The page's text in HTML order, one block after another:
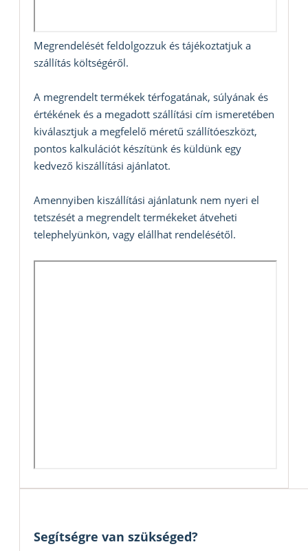
Megrendelését feldolgozzuk és tájékoztatjuk a
szállítás költségéről.
A megrendelt termékek térfogatának, súlyának és
értékének és a megadott szállítási cím ismeretében
kiválasztjuk a megfelelő méretű szállítóeszközt,
pontos kalkulációt készítünk és küldünk egy
kedvező kiszállítási ajánlatot.
Amennyiben kiszállítási ajánlatunk nem nyeri el
tetszését a megrendelt termékeket átveheti
telephelyünkön, vagy elállhat rendelésétől.
Segítségre van szükséged?